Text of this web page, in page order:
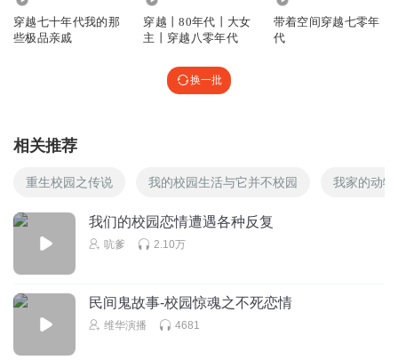
穿越七十年代我的那
些极品亲戚
穿越丨80年代丨大女
主丨穿越八零年代
带着空间穿越七零年
代
换一批
相关推荐
重生校园之传说 我的校园生活与它并不校园 我家的动物
我们的校园恋情遭遇各种反复
吭爹 2.10万
民间鬼故事-校园惊魂之不死恋情
维华演播 4681